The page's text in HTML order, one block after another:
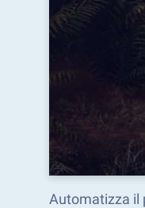
Automatizza il